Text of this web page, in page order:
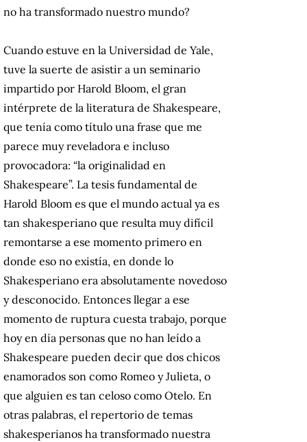
no ha transformado nuestro mundo?
Cuando estuve en la Universidad de Yale,
tuve la suerte de asistir a un seminario
impartido por Harold Bloom, el gran
intérprete de la literatura de Shakespeare,
que tenía como título una frase que me
parece muy reveladora e incluso
provocadora: “la originalidad en
Shakespeare”. La tesis fundamental de
Harold Bloom es que el mundo actual ya es
tan shakesperiano que resulta muy difícil
remontarse a ese momento primero en
donde eso no existía, en donde lo
Shakesperiano era absolutamente novedoso
y desconocido. Entonces llegar a ese
momento de ruptura cuesta trabajo, porque
hoy en día personas que no han leído a
Shakespeare pueden decir que dos chicos
enamorados son como Romeo y Julieta, o
que alguien es tan celoso como Otelo. En
otras palabras, el repertorio de temas
shakesperianos ha transformado nuestra